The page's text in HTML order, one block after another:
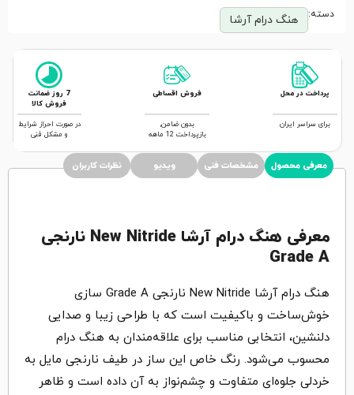
دسته: هنگ درام آرشا
پرداخت در محل
برای سراسر ایران
فروش اقساطی
بدون ضامن,
بازپرداخت 12 ماهه
7 روز ضمانت
فروش کالا
در صورت احراز شرایط
و مشکل فنی
معرفی محصول مشخصات فنی ویدیو نظرات کاربران
معرفی هنگ درام آرشا New Nitride نارنجی
Grade A
هنگ درام آرشا New Nitride نارنجی Grade A سازی
خوش‌ساخت و باکیفیت است که با طراحی زیبا و صدایی
دلنشین، انتخابی مناسب برای علاقه‌مندان به هنگ درام
محسوب می‌شود. رنگ خاص این ساز در طیف نارنجی مایل به
خردلی جلوه‌ای متفاوت و چشم‌نواز به آن داده است و ظاهر